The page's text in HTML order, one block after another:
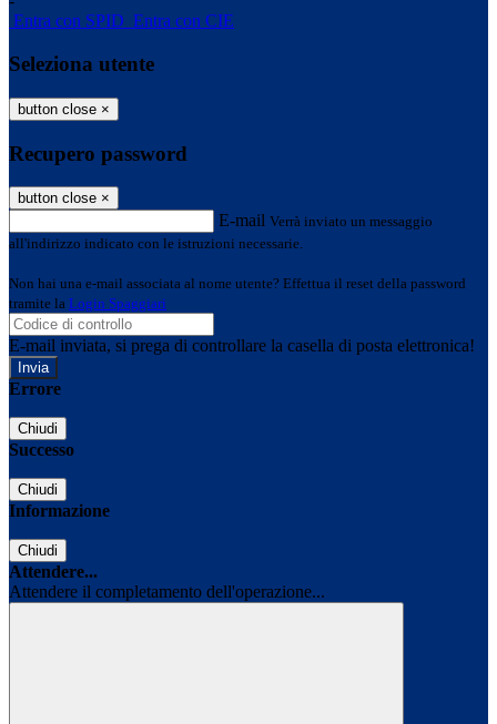
Entra con SPID Entra con CIE
Seleziona utente
button close ×
Recupero password
button close ×
E-mail Verrà inviato un messaggio
all'indirizzo indicato con le istruzioni necessarie.
Non hai una e-mail associata al nome utente? Effettua il reset della password
tramite la Login Spaggiari
E-mail inviata, si prega di controllare la casella di posta elettronica!
Errore
Chiudi
Successo
Chiudi
Informazione
Chiudi
Attendere...
Attendere il completamento dell'operazione...